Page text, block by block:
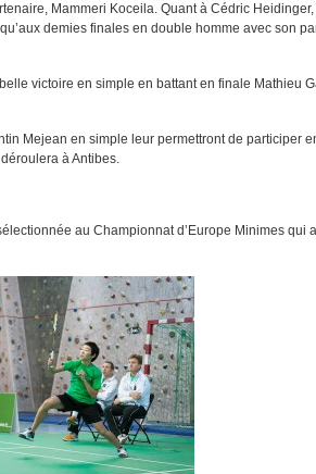
Mammeri Koceila. Quant à Cédric Heidinger,
demies finales en double homme avec son
victoire en simple en battant en finale Mathieu
Mejean en simple leur permettront de participer
à Antibes.
au Championnat d’Europe Minimes qui